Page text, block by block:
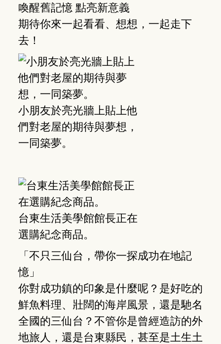
喚醒舊記憶 點亮新意義
期待你來一起看看、想想，一起走下
去！
小朋友於亮光牆上貼上他
們對老屋的期待與夢想，
一同築夢。
台東生活美學館館長正在
選購紀念商品。
「不只三仙台，帶你一探成功在地記
憶」
你對成功鎮的印象是什麼呢？是好吃的
鮮魚料理、壯闊的海岸風景，還是馳名
全國的三仙台？不管你是曾經造訪的外
地旅人，還是台東縣民，甚至是土生土